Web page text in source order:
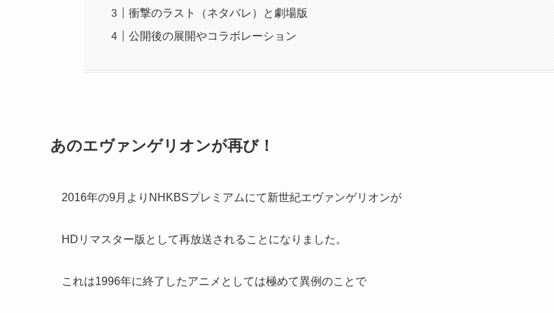
衝撃のラスト（ネタバレ）と劇場版
公開後の展開やコラボレーション
あのエヴァンゲリオンが再び！
2016年の9月よりNHKBSプレミアムにて新世紀エヴァンゲリオンが
HDリマスター版として再放送されることになりました。
これは1996年に終了したアニメとしては極めて異例のことで